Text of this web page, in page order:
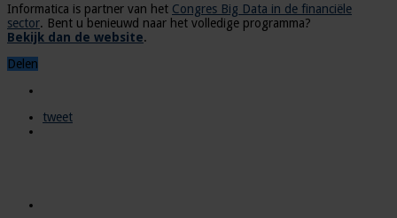
Informatica is partner van het Congres Big Data in de financiële
sector. Bent u benieuwd naar het volledige programma?
Bekijk dan de website.
Delen
tweet